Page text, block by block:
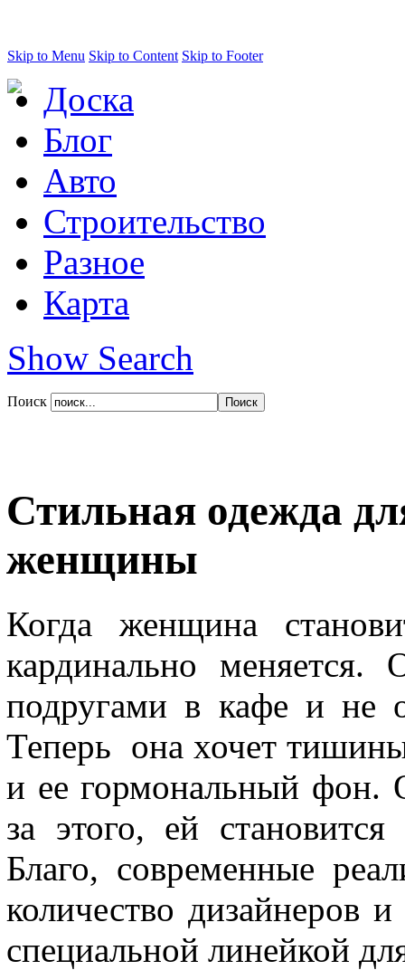
Skip to Menu Skip to Content Skip to Footer
Доска
Блог
Авто
Строительство
Разное
Карта
Show Search
Поиск
Стильная одежда
женщины
Когда женщина
кардинально
подругами в кафе и не
Теперь она хочет
и ее гормональный фон.
за этого, ей
Благо, современные
количество дизайнеров
специальной линейкой